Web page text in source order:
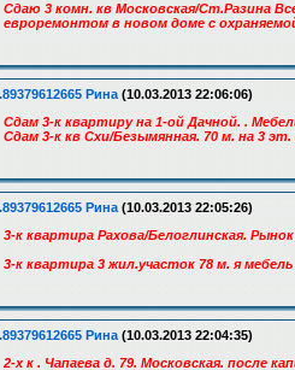
Сдаю 3 комн. кв Московская/Ст.Разина
евроремонтом в новом доме с
Рина (10.03.2013 22:06:06)
Сдам 3-к квартиру на 1-ой Дачной. .
Сдам 3-к кв Схи/Безымянная. 70 м. на 3
Рина (10.03.2013 22:05:26)
3-к квартира Рахова/Белоглинская. Рынок
3-к квартира 3 жил.участок 78 м. я
Рина (10.03.2013 22:04:35)
2-х к . Чапаева д. 79. Московская. после